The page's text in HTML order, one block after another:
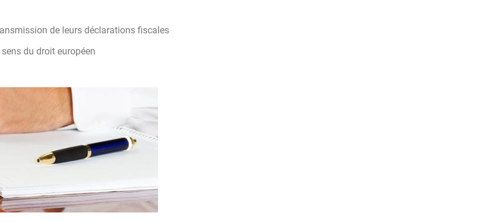
de leurs déclarations fiscales
du droit européen